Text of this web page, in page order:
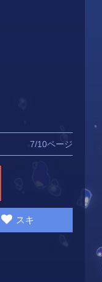
7/10ページ
スキ